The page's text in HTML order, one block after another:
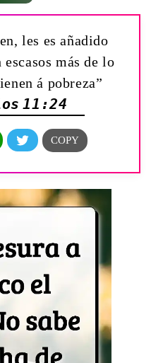
les es añadido
más de lo
á pobreza”
11:24